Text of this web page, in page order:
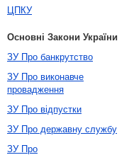
ЦПКУ
Основні Закони України
ЗУ Про банкрутство
ЗУ Про виконавче
провадження
ЗУ Про відпустки
ЗУ Про державну службу
ЗУ Про